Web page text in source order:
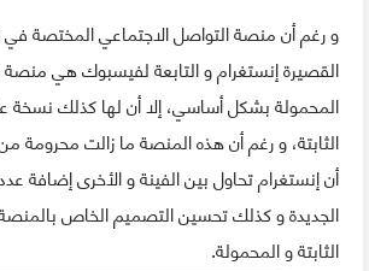
و رغم أن منصة التواصل الاجتماعي المختصة
القصيرة إنستغرام و التابعة لفيسبوك هي
المحمولة بشكل أساسي، إلا أن لها كذلك
الثابتة، و رغم أن هذه المنصة ما زالت محرومة
أن إنستغرام تحاول بين الفينة و الأخرى إضافة
الجديدة و كذلك تحسين التصميم الخاص
الثابتة و المحمولة.